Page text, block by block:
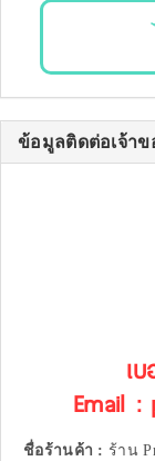
ข้อมูลติดต่อเจ้า
เ
Email :
ชื่อร้านค้า : ร้าน